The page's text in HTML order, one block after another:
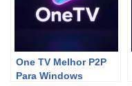
One TV Melhor P2P
Para Windows